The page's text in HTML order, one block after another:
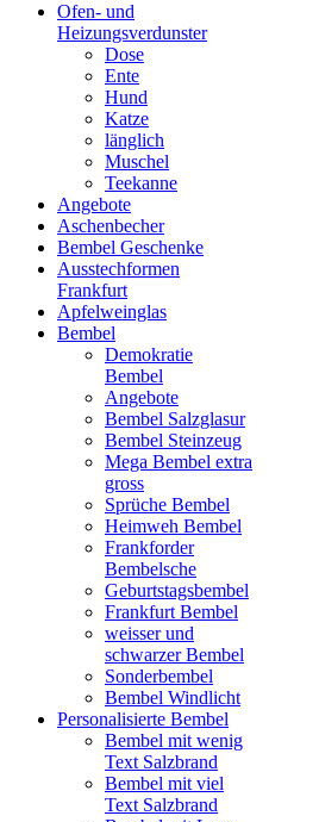
Ofen- und
Heizungsverdunster
Dose
Ente
Hund
Katze
länglich
Muschel
Teekanne
Angebote
Aschenbecher
Bembel Geschenke
Ausstechformen
Frankfurt
Apfelweinglas
Bembel
Demokratie
Bembel
Angebote
Bembel Salzglasur
Bembel Steinzeug
Mega Bembel extra
gross
Sprüche Bembel
Heimweh Bembel
Frankforder
Bembelsche
Geburtstagsbembel
Frankfurt Bembel
weisser und
schwarzer Bembel
Sonderbembel
Bembel Windlicht
Personalisierte Bembel
Bembel mit wenig
Text Salzbrand
Bembel mit viel
Text Salzbrand